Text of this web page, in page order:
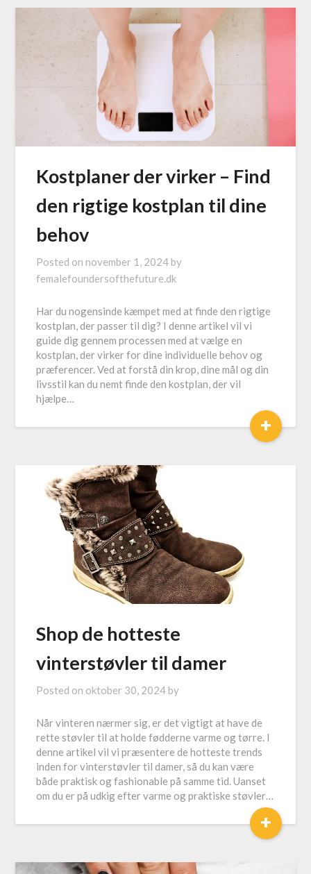
Kostplaner der virker – Find
den rigtige kostplan til dine
behov
Posted on november 1, 2024 by
femalefoundersofthefuture.dk
Har du nogensinde kæmpet med at finde den rigtige
kostplan, der passer til dig? I denne artikel vil vi
guide dig gennem processen med at vælge en
kostplan, der virker for dine individuelle behov og
præferencer. Ved at forstå din krop, dine mål og din
livsstil kan du nemt finde den kostplan, der vil
hjælpe…
+
Shop de hotteste
vinterstøvler til damer
Posted on oktober 30, 2024 by
Når vinteren nærmer sig, er det vigtigt at have de
rette støvler til at holde fødderne varme og tørre. I
denne artikel vil vi præsentere de hotteste trends
inden for vinterstøvler til damer, så du kan være
både praktisk og fashionable på samme tid. Uanset
om du er på udkig efter varme og praktiske støvler…
+